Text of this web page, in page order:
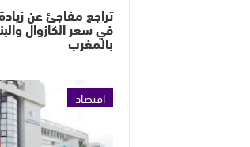
تراجع مفاجئ عن
في سعر الكازوال
بالمغرب
اقتصاد